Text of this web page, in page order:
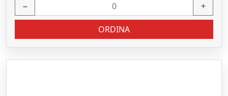
− +
ORDINA